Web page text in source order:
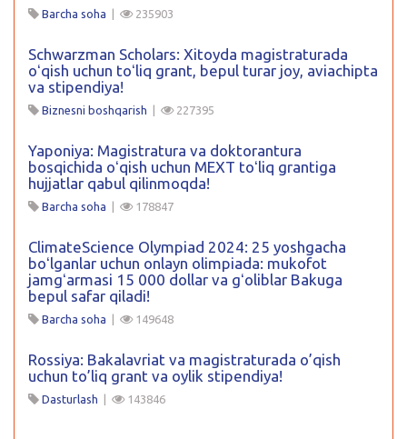
Barcha soha | 235903
Schwarzman Scholars: Xitoyda magistraturada
oʻqish uchun toʻliq grant, bepul turar joy, aviachipta
va stipendiya!
Biznesni boshqarish | 227395
Yaponiya: Magistratura va doktorantura
bosqichida oʻqish uchun MEXT toʻliq grantiga
hujjatlar qabul qilinmoqda!
Barcha soha | 178847
ClimateScience Olympiad 2024: 25 yoshgacha
boʻlganlar uchun onlayn olimpiada: mukofot
jamgʻarmasi 15 000 dollar va gʻoliblar Bakuga
bepul safar qiladi!
Barcha soha | 149648
Rossiya: Bakalavriat va magistraturada o’qish
uchun to’liq grant va oylik stipendiya!
Dasturlash | 143846